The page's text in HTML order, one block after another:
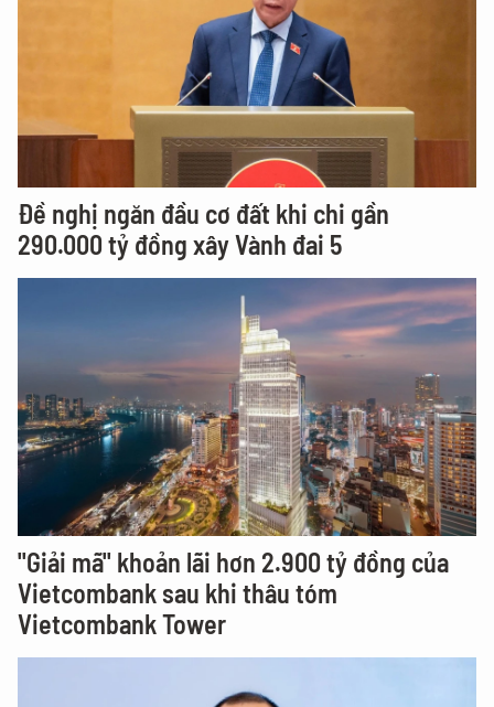
Đề nghị ngăn đầu cơ đất khi chi gần
290.000 tỷ đồng xây Vành đai 5
"Giải mã" khoản lãi hơn 2.900 tỷ đồng của
Vietcombank sau khi thâu tóm
Vietcombank Tower